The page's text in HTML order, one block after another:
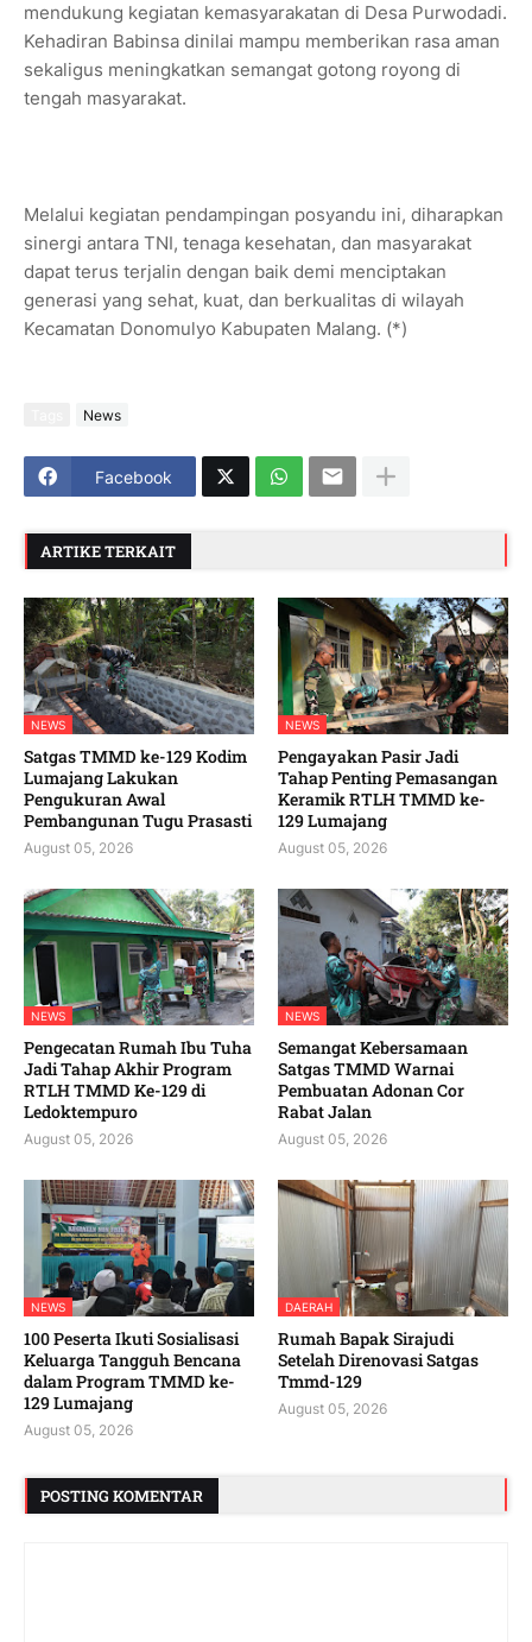
mendukung kegiatan kemasyarakatan di Desa Purwodadi.
Kehadiran Babinsa dinilai mampu memberikan rasa aman
sekaligus meningkatkan semangat gotong royong di
tengah masyarakat.
Melalui kegiatan pendampingan posyandu ini, diharapkan
sinergi antara TNI, tenaga kesehatan, dan masyarakat
dapat terus terjalin dengan baik demi menciptakan
generasi yang sehat, kuat, dan berkualitas di wilayah
Kecamatan Donomulyo Kabupaten Malang. (*)
News
Facebook
ARTIKE TERKAIT
NEWS
Satgas TMMD ke-129 Kodim
Lumajang Lakukan
Pengukuran Awal
Pembangunan Tugu Prasasti
August 05, 2026
NEWS
Pengayakan Pasir Jadi
Tahap Penting Pemasangan
Keramik RTLH TMMD ke-
129 Lumajang
August 05, 2026
NEWS
Pengecatan Rumah Ibu Tuha
Jadi Tahap Akhir Program
RTLH TMMD Ke-129 di
Ledoktempuro
August 05, 2026
NEWS
Semangat Kebersamaan
Satgas TMMD Warnai
Pembuatan Adonan Cor
Rabat Jalan
August 05, 2026
NEWS
100 Peserta Ikuti Sosialisasi
Keluarga Tangguh Bencana
dalam Program TMMD ke-
129 Lumajang
August 05, 2026
DAERAH
Rumah Bapak Sirajudi
Setelah Direnovasi Satgas
Tmmd-129
August 05, 2026
POSTING KOMENTAR